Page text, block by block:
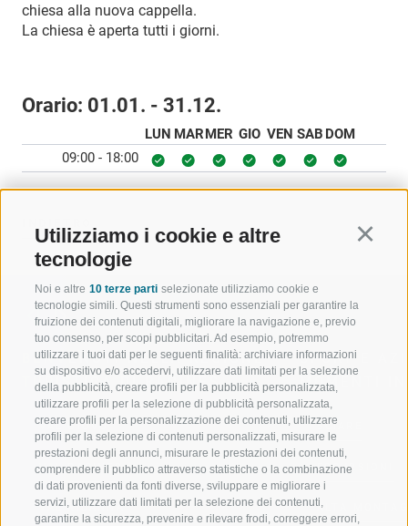
Utilizziamo i cookie e altre
tecnologie
Noi e altre 10 terze parti selezionate utilizziamo cookie e
tecnologie simili. Questi strumenti sono essenziali per garantire la
fruizione dei contenuti digitali, migliorare la navigazione e, previo
tuo consenso, per scopi pubblicitari. Ad esempio, potremmo
utilizzare i tuoi dati per le seguenti finalità: archiviare informazioni
su dispositivo e/o accedervi, utilizzare dati limitati per la selezione
della pubblicità, creare profili per la pubblicità personalizzata,
utilizzare profili per la selezione di pubblicità personalizzata,
creare profili per la personalizzazione dei contenuti, utilizzare
profili per la selezione di contenuti personalizzati, misurare le
prestazioni degli annunci, misurare le prestazioni dei contenuti,
comprendere il pubblico attraverso statistiche o la combinazione
di dati provenienti da fonti diverse, sviluppare e migliorare i
servizi, utilizzare dati limitati per la selezione dei contenuti,
garantire la sicurezza, prevenire e rilevare frodi, correggere errori,
chiesa alla nuova cappella.
La chiesa è aperta tutti i giorni.
Orario: 01.01. - 31.12.
LUN MARMER GIO VEN SAB DOM
09:00 - 18:00
BENVENUTI NELLA REGIONE
TURISTICA DI RACINES
VAL GIOVO
VAL RACINES
VAL RIDANNA
SPORT E
MOMENTI
SCIARE
ESCURSIONI
ALTA